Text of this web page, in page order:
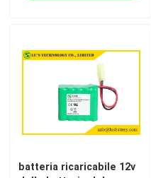
Batteria del cloruro di
Batteria del diossido
batteria ricaricabile 12v